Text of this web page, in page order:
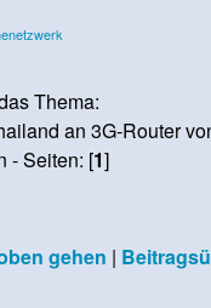
Thema:
an 3G-Router
- Seiten: [1]
gehen |